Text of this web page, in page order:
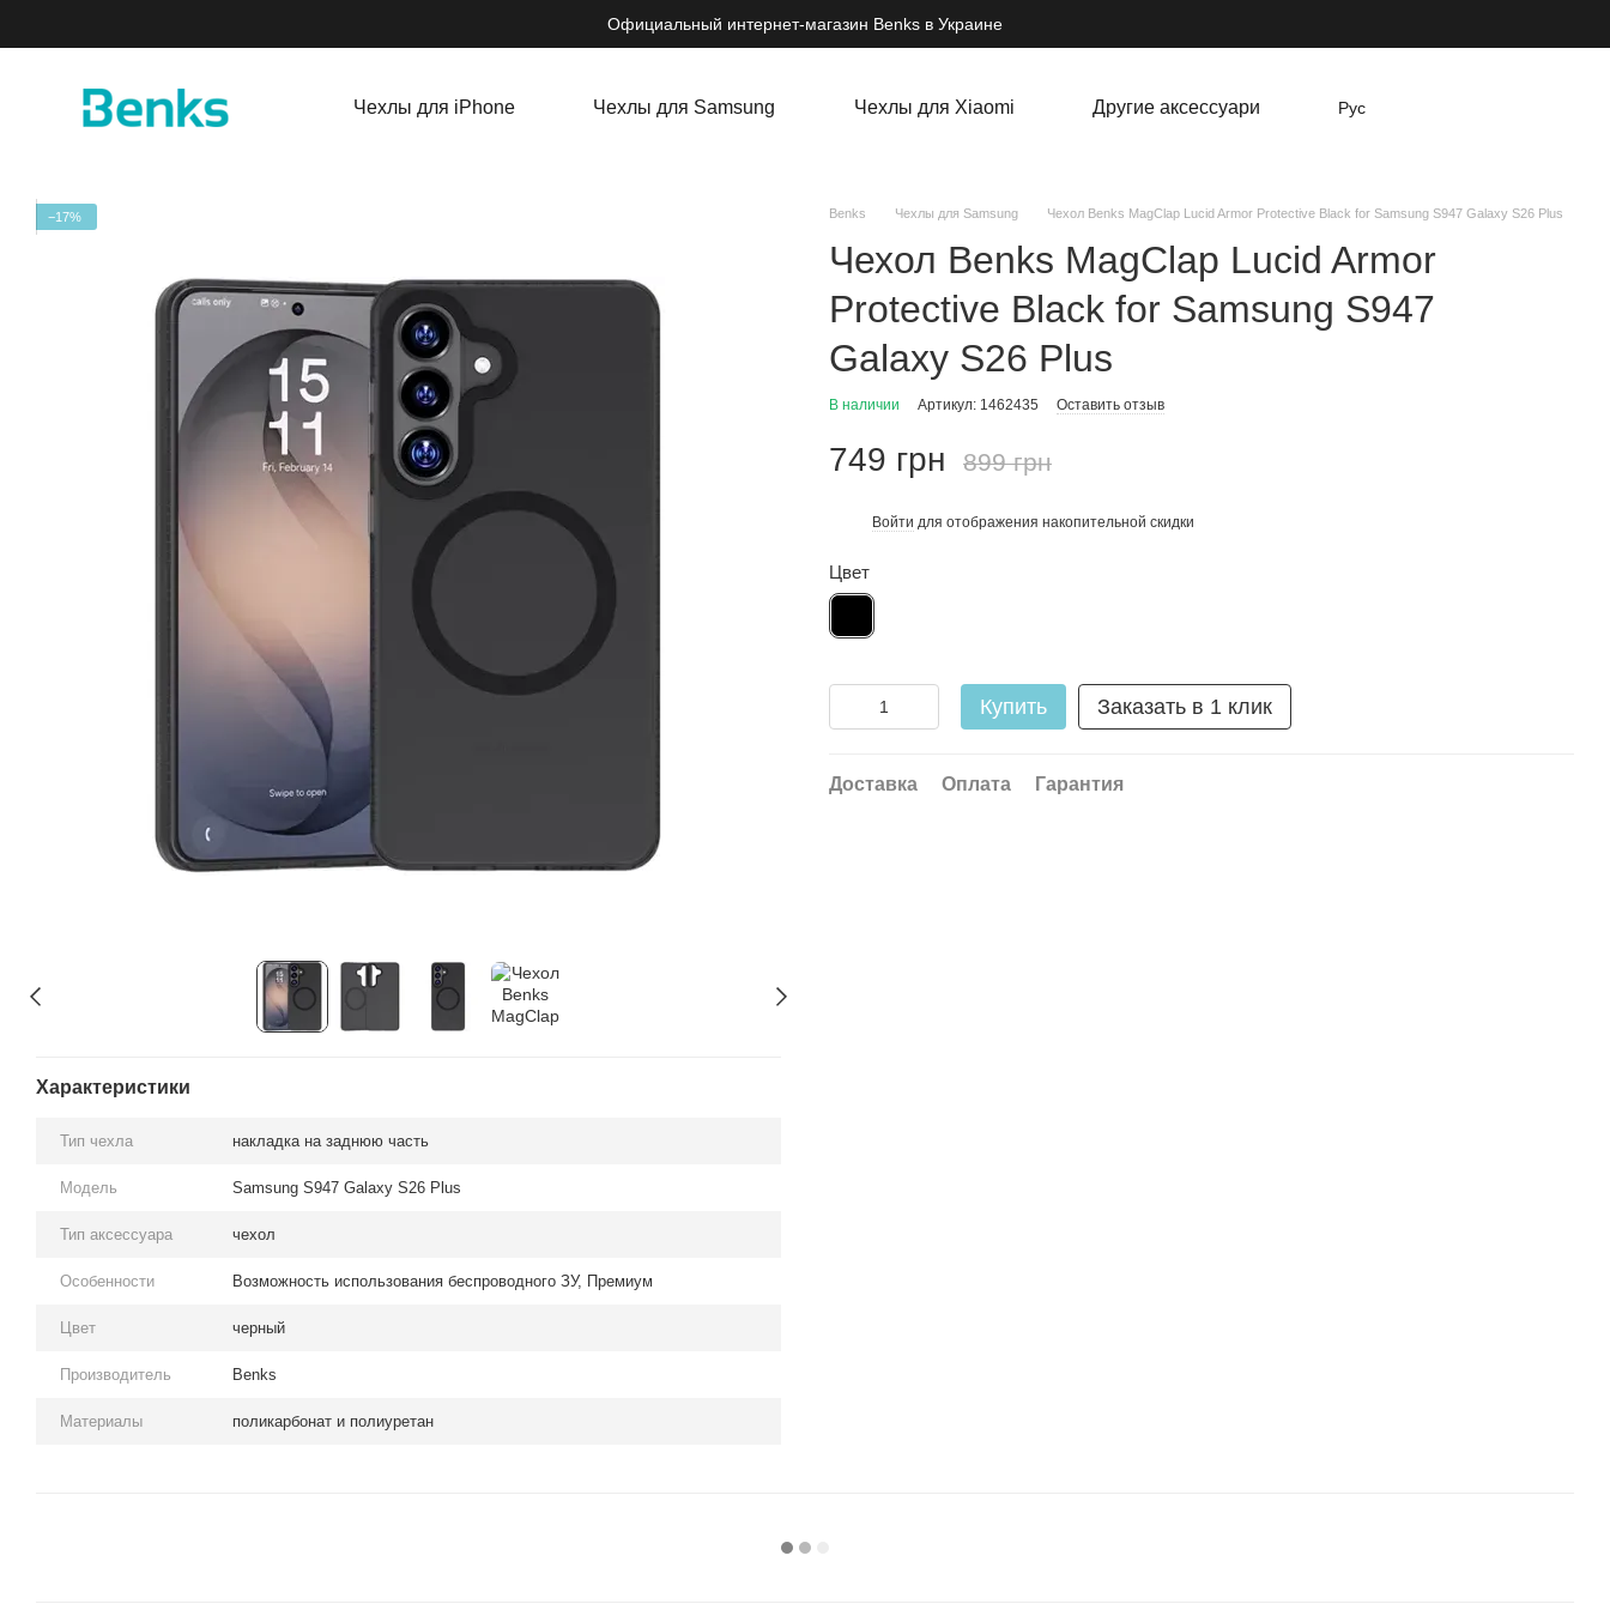
Официальный интернет-магазин Benks в Украине
Чехлы для iPhone Чехлы для Samsung Чехлы для Xiaomi Другие аксессуари Рус
−17%
Характеристики
Тип чехла накладка на заднюю часть
Модель Samsung S947 Galaxy S26 Plus
Тип аксессуара чехол
Особенности Возможность использования беспроводного ЗУ, Премиум
Цвет черный
Производитель Benks
Материалы поликарбонат и полиуретан
Benks Чехлы для Samsung Чехол Benks MagClap Lucid Armor Protective Black for Samsung S947 Galaxy S26 Plus
Чехол Benks MagClap Lucid Armor
Protective Black for Samsung S947
Galaxy S26 Plus
В наличии Артикул: 1462435 Оставить отзыв
749 грн 899 грн
Войти для отображения накопительной скидки
Цвет
Купить Заказать в 1 клик
Доставка Оплата Гарантия